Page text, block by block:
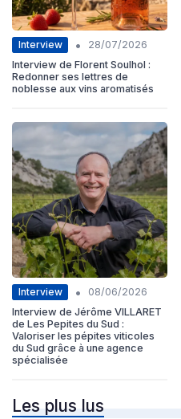
Interview •
28/07/2026
Interview de Florent Soulhol :
Redonner ses lettres de
noblesse aux vins aromatisés
Interview •
08/06/2026
Interview de Jérôme VILLARET
de Les Pepites du Sud :
Valoriser les pépites viticoles
du Sud grâce à une agence
spécialisée
Les plus lus